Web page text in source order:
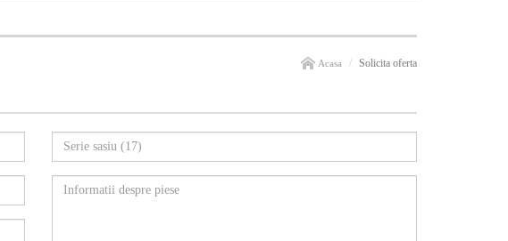
Acasa Solicita oferta